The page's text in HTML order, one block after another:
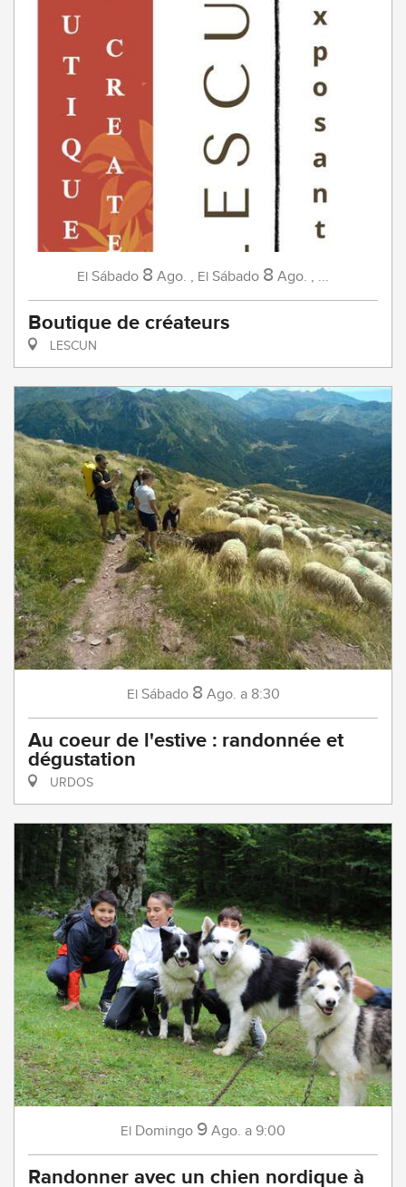
El Sábado 8 Ago. , El Sábado 8 Ago. , ...
Boutique de créateurs
LESCUN
El Sábado 8 Ago. a 8:30
Au coeur de l'estive : randonnée et
dégustation
URDOS
El Domingo 9 Ago. a 9:00
Randonner avec un chien nordique à